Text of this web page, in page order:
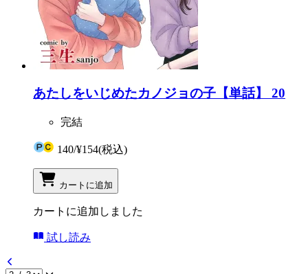
あたしをいじめたカノジョの子【単話】 20
完結
140/¥154(税込)
カートに追加
カートに追加しました
試し読み